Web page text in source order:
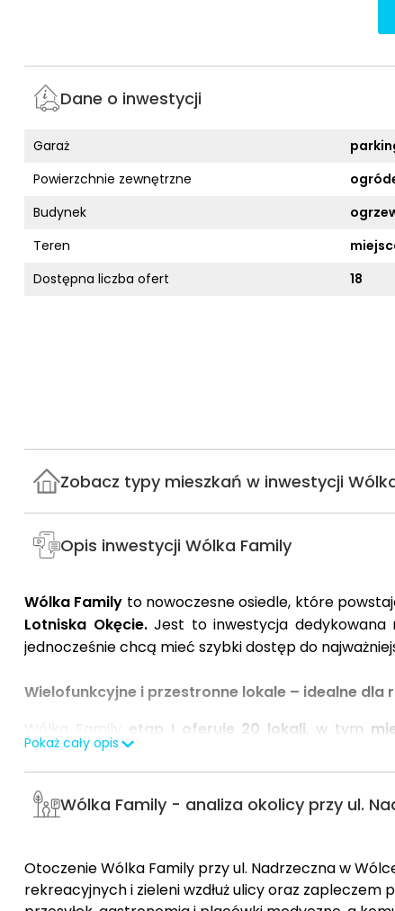
Dane o inwestycji
Garaż
Powierzchnie zewnętrzne
Budynek
Teren
Dostępna liczba ofert
18
Zobacz typy mieszkań w inwestycji
Opis inwestycji Wólka Family
Wólka Family to nowoczesne osiedle, które
Lotniska Okęcie.Jest to inwestycja dedykowana
jednocześnie chcą mieć szybki dostęp do
Wielofunkcyjne i przestronne lokale – idealne dla
Wólka Family
etap I oferuje 20 lokali , w tym
Dostępne metraże wahają się
Prywatność i przestrzeń – ogrody i miejsca
Wszystkie lokale w inwestycji posiadają prywatne
spędzania wolnego czasu na świeżym powietrzu,
inwestycji są dwa miejsca postojowe
Pokaż cały opis
Wólka Family - analiza okolicy przy ul.
Otoczenie Wólka Family przy ul. Nadrzeczna w
rekreacyjnych i zieleni wzdłuż ulicy oraz zapleczem